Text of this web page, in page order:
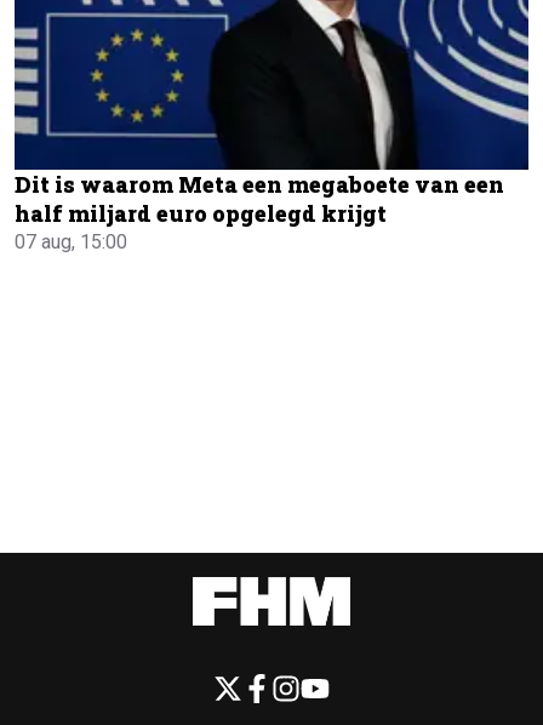
Dit is waarom Meta een megaboete van een
half miljard euro opgelegd krijgt
07 aug, 15:00